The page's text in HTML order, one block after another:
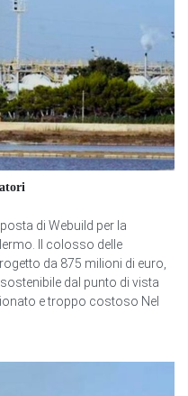
di Webuild per la
Il colosso delle
da 875 milioni di euro,
dal punto di vista
e troppo costoso Nel